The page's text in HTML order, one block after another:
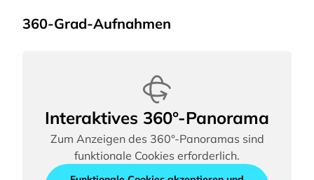
360-Grad-Aufnahmen
Interaktives 360°-Panorama
Zum Anzeigen des 360°-Panoramas sind
funktionale Cookies erforderlich.